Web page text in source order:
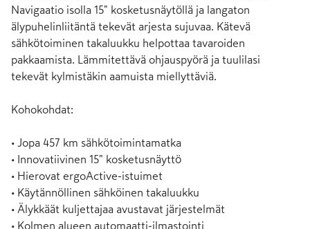
Navigaatio isolla 15" kosketusnäytöllä ja langaton
älypuhelinliitäntä tekevät arjesta sujuvaa. Kätevä
sähkötoiminen takaluukku helpottaa tavaroiden
pakkaamista. Lämmitettävä ohjauspyörä ja tuulilasi
tekevät kylmistäkin aamuista miellyttäviä.
Kohokohdat:
• Jopa 457 km sähkötoimintamatka
• Innovatiivinen 15" kosketusnäyttö
• Hierovat ergoActive-istuimet
• Käytännöllinen sähköinen takaluukku
• Älykkäät kuljettajaa avustavat järjestelmät
• Kolmen alueen automaatti-ilmastointi